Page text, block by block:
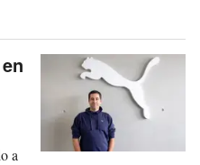
a